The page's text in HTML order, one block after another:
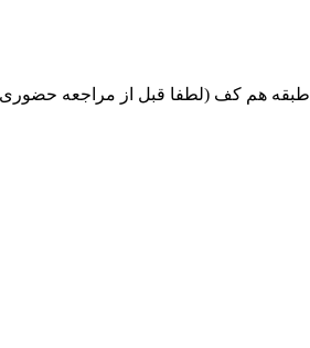
نشانی بخش انفورماتیک ایران بابکت : میدان حر . خ امام خمینی . خیابان کمالی . خیابان اسکندری جنوبی اول